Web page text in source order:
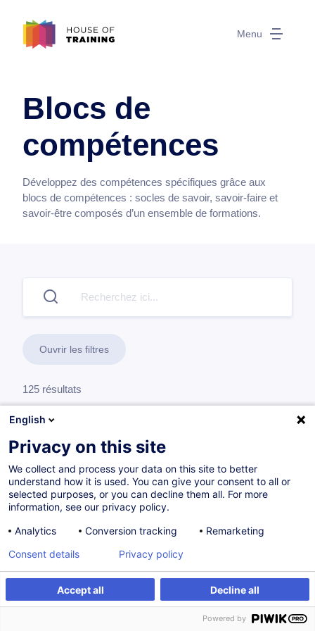
Menu
Blocs de
compétences
Développez des compétences spécifiques grâce aux
blocs de compétences : socles de savoir, savoir-faire et
savoir-être composés d’un ensemble de formations.
Ouvrir les filtres
125 résultats
Compétences organisationnelles et
managériales
Animer une équipe de maintenance
Chef d'équipe maintenance
6 formations
63 h
Animer une équipe de production
English
Privacy on this site
We collect and process your data on this site to better
understand how it is used. You can give your consent to all or
selected purposes, or you can decline them all. For more
information, see our privacy policy.
Analytics
Conversion tracking Remarketing
Accept all Decline all
Consent details Privacy policy
Powered by